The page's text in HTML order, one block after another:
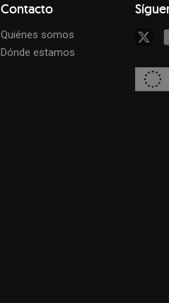
Contacto
Quiénes somos
Dónde estamos